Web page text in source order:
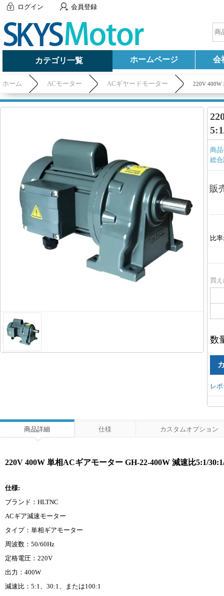
ログイン 会員登録
カテゴリ一覧 ホームページ 会
ホーム ACモーター ACギヤードモーター 220V 400W
商
総
販
比率:
買
数
レ
商品詳細 仕様 カスタムオプション
220V 400W 単相ACギアモーター GH-22-400W 減速比5:1/
仕様:
ブランド：HLTNC
ACギア減速モーター
タイプ：単相ギアモーター
周波数：50/60Hz
定格電圧：220V
出力：400W
減速比：5:1、30:1、または100:1